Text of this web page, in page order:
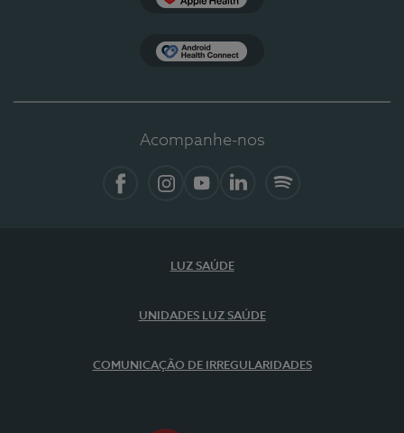
Acompanhe-nos
LUZ SAÚDE
UNIDADES LUZ SAÚDE
COMUNICAÇÃO DE IRREGULARIDADES